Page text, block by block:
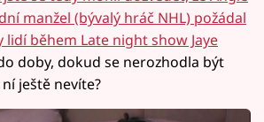
manžel (bývalý hráč NHL) požádal
během Late night show Jaye
doby, dokud se nerozhodla být
ještě nevíte?